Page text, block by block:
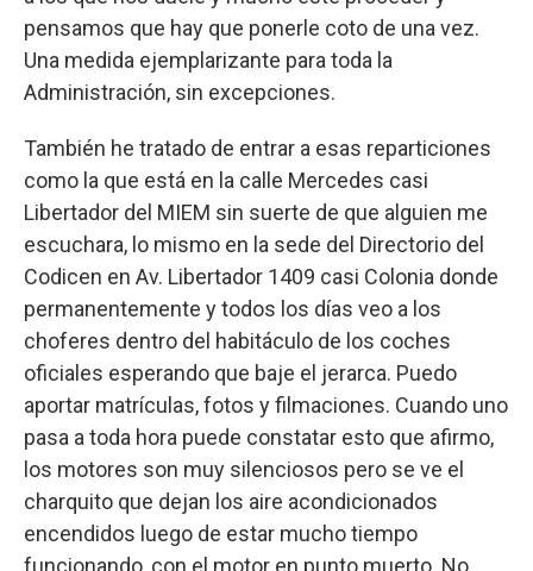
pensamos que hay que ponerle coto de una vez.
Una medida ejemplarizante para toda la
Administración, sin excepciones.
También he tratado de entrar a esas reparticiones
como la que está en la calle Mercedes casi
Libertador del MIEM sin suerte de que alguien me
escuchara, lo mismo en la sede del Directorio del
Codicen en Av. Libertador 1409 casi Colonia donde
permanentemente y todos los días veo a los
choferes dentro del habitáculo de los coches
oficiales esperando que baje el jerarca. Puedo
aportar matrículas, fotos y filmaciones. Cuando uno
pasa a toda hora puede constatar esto que afirmo,
los motores son muy silenciosos pero se ve el
charquito que dejan los aire acondicionados
encendidos luego de estar mucho tiempo
funcionando, con el motor en punto muerto. No